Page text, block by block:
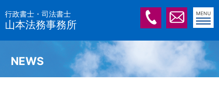
行政書士・司法書士
山本法務事務所
MENU
TOP
NEWS